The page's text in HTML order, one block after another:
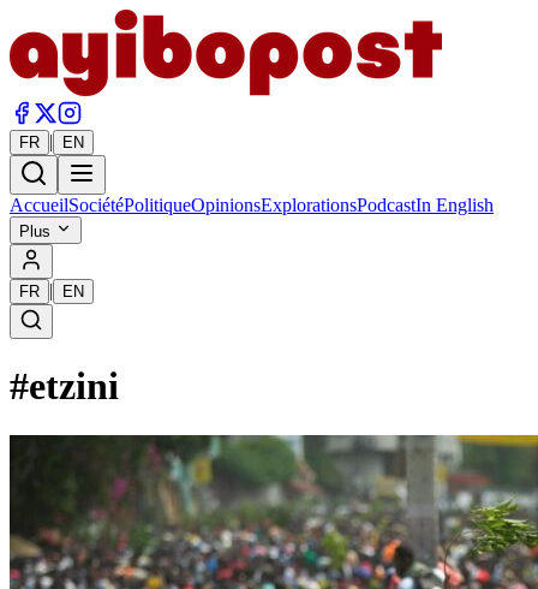
FR | EN
AccueilSociétéPolitiqueOpinionsExplorationsPodcastIn English
Plus
FR | EN
#etzini